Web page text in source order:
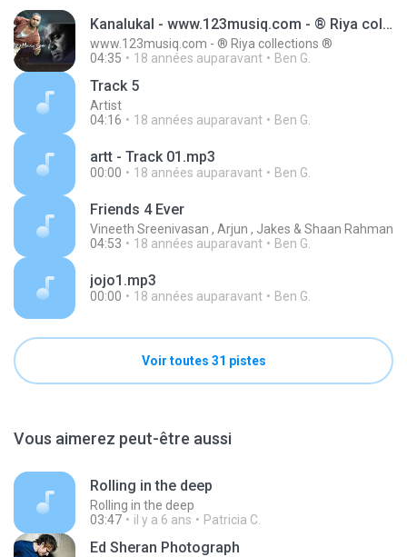
Kanalukal - www.123musiq.com - ® Riya collections ®
www.123musiq.com - ® Riya collections ®
04:35
18 années auparavant Ben G.
Track 5
Artist
04:16
18 années auparavant Ben G.
artt - Track 01.mp3
00:00 18 années auparavant Ben G.
Friends 4 Ever
Vineeth Sreenivasan , Arjun , Jakes & Shaan Rahman
04:53
18 années auparavant Ben G.
jojo1.mp3
00:00 18 années auparavant Ben G.
Voir toutes 31 pistes
Vous aimerez peut-être aussi
Rolling in the deep
Rolling in the deep
03:47
il y a 6 ans Patricia C.
Ed Sheran Photograph